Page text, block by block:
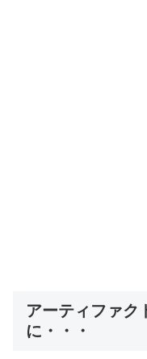
アーティファク
に・・・